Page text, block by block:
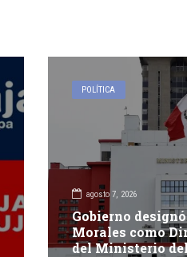
POLÍTICA
agosto 7, 2026
Gobierno
Morales como
del Ministerio